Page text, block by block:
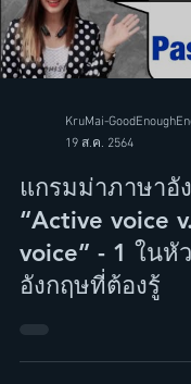
Load
KruMai-
แกรมม่าภาษาอั
“Active voice